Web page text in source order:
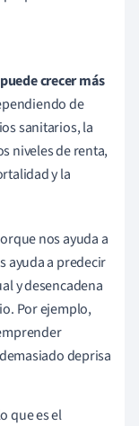
crecer más
de
sanitarios, la
niveles de renta,
y la
nos ayuda a
ayuda a predecir
y desencadena
Por ejemplo,
deprisa
que es el